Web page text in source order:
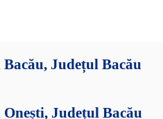
Județul Bacău
Județul Bacău